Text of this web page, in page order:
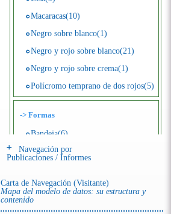
Macaracas(10)
Negro sobre blanco(1)
Negro y rojo sobre blanco(21)
Negro y rojo sobre crema(1)
Polícromo temprano de dos rojos(5)
-> Formas
Bandeja(6)
Botella(4)
Efigie antropomorfa(24)
Efigie híbrida(2)
Navegación por
Publicaciones / Informes
Carta de Navegación (Visitante)
Mapa del modelo de datos: su estructura y
contenido